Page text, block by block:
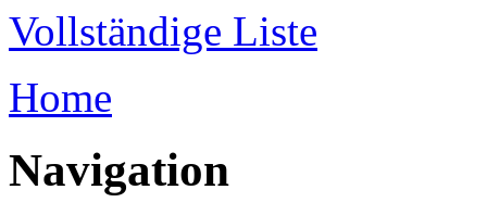
Vollständige Liste
Sie sind hier
Home
Navigation